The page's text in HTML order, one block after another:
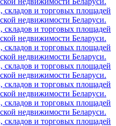
складов и торговых площадей
недвижимости Беларуси.
складов и торговых площадей
недвижимости Беларуси.
складов и торговых площадей
недвижимости Беларуси.
складов и торговых площадей
недвижимости Беларуси.
складов и торговых площадей
недвижимости Беларуси.
складов и торговых площадей
недвижимости Беларуси.
складов и торговых площадей